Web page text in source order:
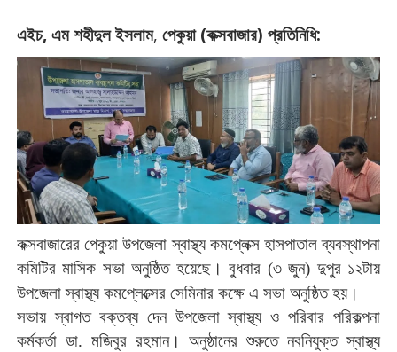
এইচ, এম শহীদুল ইসলাম, পেকুয়া(কক্সবাজার) প্রতিনিধি:
কক্সবাজারের পেকুয়া উপজেলা স্বাস্থ্য কমপ্লেক্স হাসপাতাল ব্যবস্থাপনা
কমিটির মাসিক সভা অনুষ্ঠিত হয়েছে। বুধবার (৩ জুন) দুপুর ১২টায়
উপজেলা স্বাস্থ্য কমপ্লেক্সের সেমিনার কক্ষে এ সভা অনুষ্ঠিত হয়।
সভায় স্বাগত বক্তব্য দেন উপজেলা স্বাস্থ্য ও পরিবার পরিকল্পনা
কর্মকর্তা ডা. মজিবুর রহমান। অনুষ্ঠানের শুরুতে নবনিযুক্ত স্বাস্থ্য